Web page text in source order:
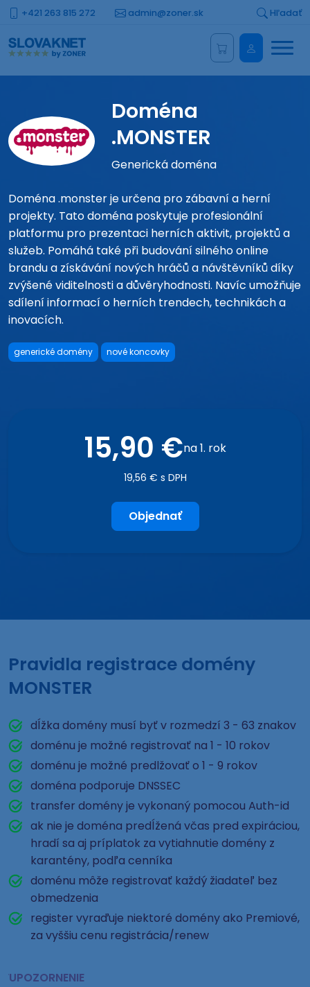
+421 263 815 272 admin@zoner.sk Hľadať
Menu
Doména
.MONSTER
Generická doména
Doména .monster je určena pro zábavní a herní
projekty. Tato doména poskytuje profesionální
platformu pro prezentaci herních aktivit, projektů a
služeb. Pomáhá také při budování silného online
brandu a získávání nových hráčů a návštěvníků díky
zvýšené viditelnosti a důvěryhodnosti. Navíc umožňuje
sdílení informací o herních trendech, technikách a
inovacích.
generické domény nové koncovky
15,90 €na 1. rok
19,56 € s DPH
Objednať
Pravidla registrace domény
MONSTER
dĺžka domény musí byť v rozmedzí 3 - 63 znakov
doménu je možné registrovať na 1 - 10 rokov
doménu je možné predlžovať o 1 - 9 rokov
doména podporuje DNSSEC
transfer domény je vykonaný pomocou Auth-id
ak nie je doména predĺžená včas pred expiráciou,
hradí sa aj príplatok za vytiahnutie domény z
karantény, podľa cenníka
doménu môže registrovať každý žiadateľ bez
obmedzenia
register vyraďuje niektoré domény ako Premiové,
za vyššiu cenu registrácia/renew
UPOZORNENIE